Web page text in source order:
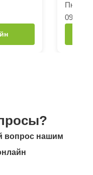
Пн-Сб:
09:00
вопрос нашим